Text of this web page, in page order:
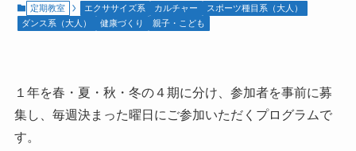
定期教室 エクササイズ系 カルチャー
スポーツ種目系（大人）
ダンス系（大人）
健康づくり 親子・こども
１年を春・夏・秋・冬の４期に分け、参加者を事前に募
集し、毎週決まった曜日にご参加いただくプログラムで
す。